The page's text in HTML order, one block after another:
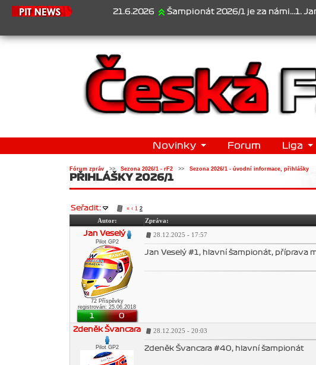
21.6.2026 Šampionát 2026/1 je za námi...1. Jan
Novinky Forum Liga
Fórum zpráv >> Sezona 2026/1 - rF2 >> Sezona 2026/1 - úvodní informace, přihlášky
PŘIHLÁŠKY 2026/1
Seřadit: « ‹ 1 2
Autor:
Zpráva:
Jan Veselý
Pilot GP2
72 Příspěvky
registrován: 25.06.2018
1 0
28.12.2025 - 17:57
Jan Veselý #1, hlavní šampionát,
Zdeněk Švancara
Pilot GP2
28.12.2025 - 20:03
Zdeněk Švancara #40, hlavní šampionát